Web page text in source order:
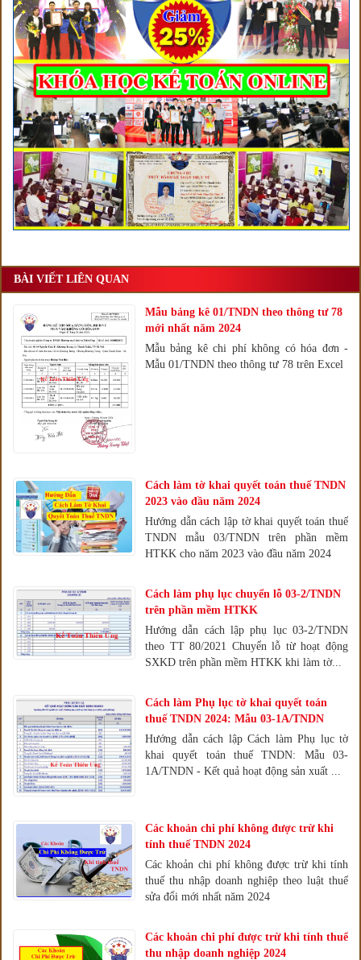
BÀI VIẾT LIÊN QUAN
Mẫu bảng kê 01/TNDN theo thông tư 78
mới nhất năm 2024
Mẫu bảng kê chi phí không có hóa đơn -
Mẫu 01/TNDN theo thông tư 78 trên Excel
Cách làm tờ khai quyết toán thuế TNDN
2023 vào đầu năm 2024
Hướng dẫn cách lập tờ khai quyết toán thuế
TNDN mẫu 03/TNDN trên phần mềm
HTKK cho năm 2023 vào đầu năm 2024
Cách làm phụ lục chuyển lỗ 03-2/TNDN
trên phần mềm HTKK
Hướng dẫn cách lập phụ lục 03-2/TNDN
theo TT 80/2021 Chuyển lỗ từ hoạt động
SXKD trên phần mềm HTKK khi làm tờ...
Cách làm Phụ lục tờ khai quyết toán
thuế TNDN 2024: Mẫu 03-1A/TNDN
Hướng dẫn cách lập Cách làm Phụ lục tờ
khai quyết toán thuế TNDN: Mẫu 03-
1A/TNDN - Kết quả hoạt động sản xuất ...
Các khoản chi phí không được trừ khi
tính thuế TNDN 2024
Các khoản chi phí không được trừ khi tính
thuế thu nhập doanh nghiệp theo luật thuế
sửa đổi mới nhất năm 2024
Các khoản chi phí được trừ khi tính thuế
thu nhập doanh nghiệp 2024